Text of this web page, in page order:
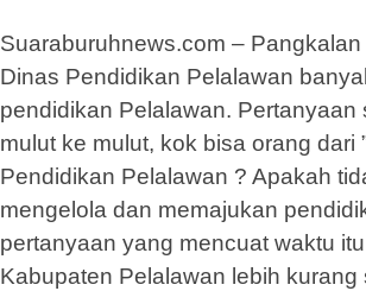
Suaraburuhnews.com –
Dinas Pendidikan Pelalawan
pendidikan Pelalawan.
mulut ke mulut, kok bisa orang dari
Pendidikan Pelalawan ? Apakah
mengelola dan memajukan
pertanyaan yang mencuat waktu
Kabupaten Pelalawan lebih